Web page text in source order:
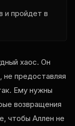
и пройдет в
хаос. Он
не предоставляя
Ему нужны
возвращения
чтобы Аллен не